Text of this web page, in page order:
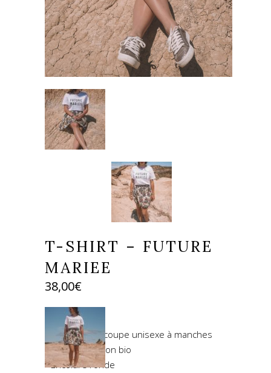
T-SHIRT – FUTURE
MARIEE
38,00€
DESCRIPTION
• T-shirt blanc coupe unisexe à manches
courtes en coton bio
• Encolure ronde